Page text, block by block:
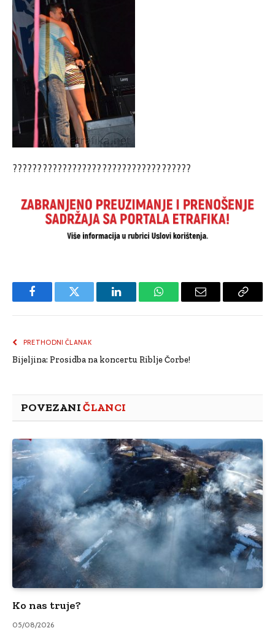
????????????????????????????????????
FacebookTwitter LinkedInWhatsAppEmail
Copy
PRETHODNI ČLANAK
Bijeljina: Prosidba na koncertu Riblje Čorbe!
POVEZANIČLANCI
Ko nas truje?
05/08/2026